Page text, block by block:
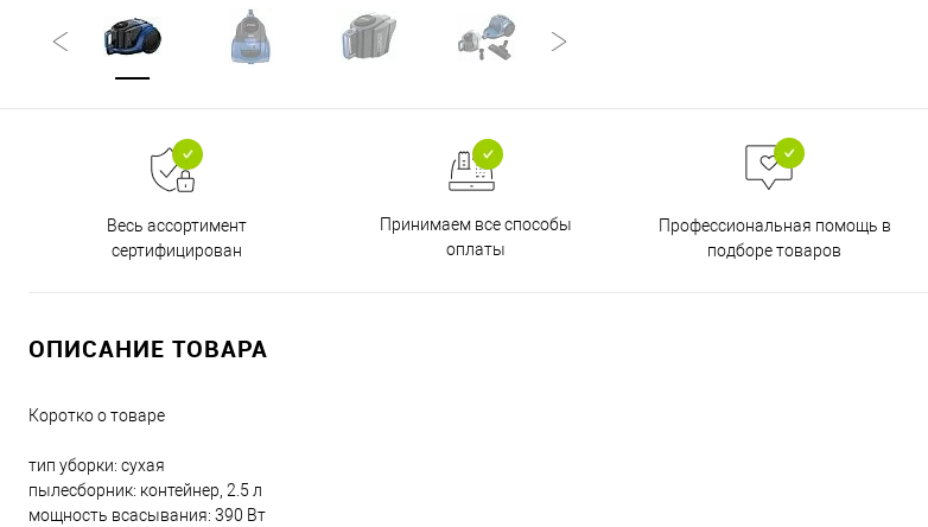
Весь ассортимент
сертифицирован
Принимаем все способы
оплаты
Профессиональная помощь в
подборе товаров
ОПИСАНИЕ ТОВАРА
Коротко о товаре
тип уборки: сухая
пылесборник: контейнер, 2.5 л
мощность всасывания: 390 Вт